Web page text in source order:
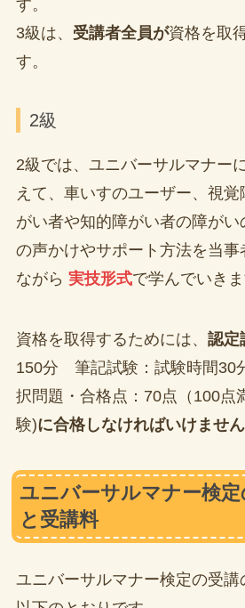
す。
3級は、 受講者全員が資格を取
す。
2級
2級では、ユニバーサルマナー
えて、車いすのユーザー、視
がい者や知的障がい者の障が
の声かけやサポート方法を当事
ながら 実技形式で学んでいきま
資格を取得するためには、 認定
150分 筆記試験：試験時間30
択問題・合格点：70点（100点
験)に合格しなければいけません
ユニバーサルマナー検
と受講料
ユニバーサルマナー検定の受講